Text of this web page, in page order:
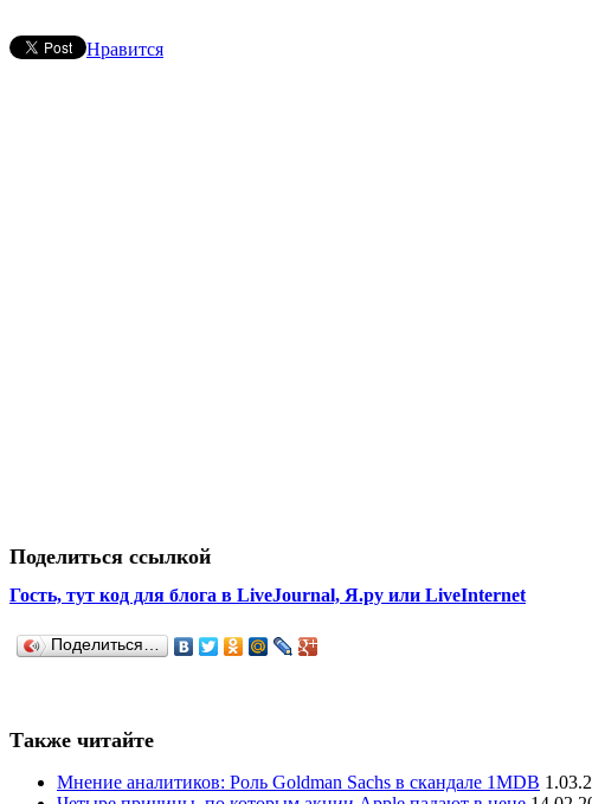
Нравится
Поделиться ссылкой
Гость, тут код для блога в LiveJournal, Я.ру или LiveInternet
Поделиться…
Также читайте
Мнение аналитиков: Роль Goldman Sachs в скандале 1MDB